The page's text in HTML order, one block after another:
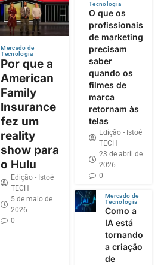
Mercado de
Tecnologia
Por que a
American
Family
Insurance
fez um
reality
show para
o Hulu
Edição - Istoé
TECH
5 de maio de
2026
0
Tecnologia
O que os
profissionais
de marketing
precisam
saber
quando os
filmes de
marca
retornam às
telas
Edição - Istoé
TECH
23 de abril de
2026
0
Mercado de
Tecnologia
Como a
IA está
tornando
a criação
de